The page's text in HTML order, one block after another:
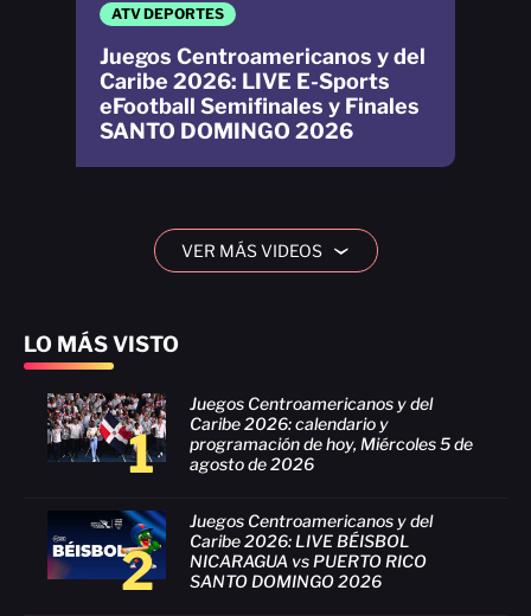
LO MÁS VISTO
1
Juegos Centroamericanos y del
Caribe 2026: calendario y
programación de hoy, Miércoles 5 de
agosto de 2026
2
Juegos Centroamericanos y del
Caribe 2026: LIVE BÉISBOL
NICARAGUA vs PUERTO RICO
SANTO DOMINGO 2026
ATV DEPORTES
Juegos Centroamericanos y del
Caribe 2026: LIVE E-Sports
eFootball Semifinales y Finales
SANTO DOMINGO 2026
VER MÁS VIDEOS ›